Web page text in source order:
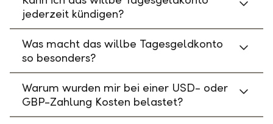
jederzeit kündigen?
Was macht das willbe Tagesgeldkonto
so besonders?
Warum wurden mir bei einer USD- oder
GBP-Zahlung Kosten belastet?